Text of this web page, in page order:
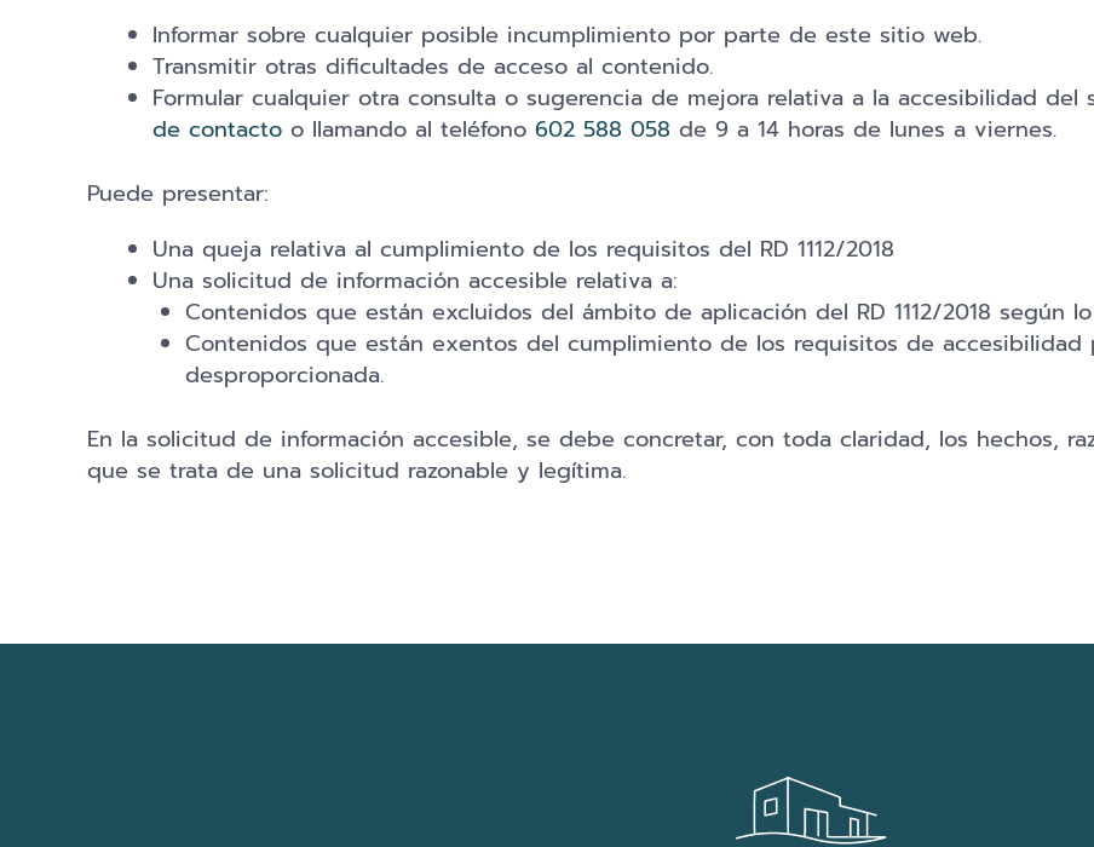
Informar sobre cualquier posible incumplimiento por parte de este sitio web.
Transmitir otras dificultades de acceso al contenido.
Formular cualquier otra consulta o sugerencia de mejora relativa a la accesibilidad
de contacto o llamando al teléfono 602 588 058 de 9 a 14 horas de lunes a viernes.
Puede presentar:
Una queja relativa al cumplimiento de los requisitos del RD 1112/2018
Una solicitud de información accesible relativa a:
Contenidos que están excluidos del ámbito de aplicación del RD 1112/2018 según
Contenidos que están exentos del cumplimiento de los requisitos de accesibilidad
desproporcionada.
En la solicitud de información accesible, se debe concretar, con toda claridad, los hechos,
que se trata de una solicitud razonable y legítima.